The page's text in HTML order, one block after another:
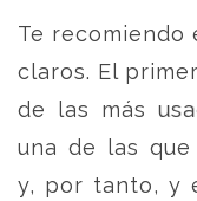
Te recomiendo
claros. El
de las más
una de las que
y, por tanto, y